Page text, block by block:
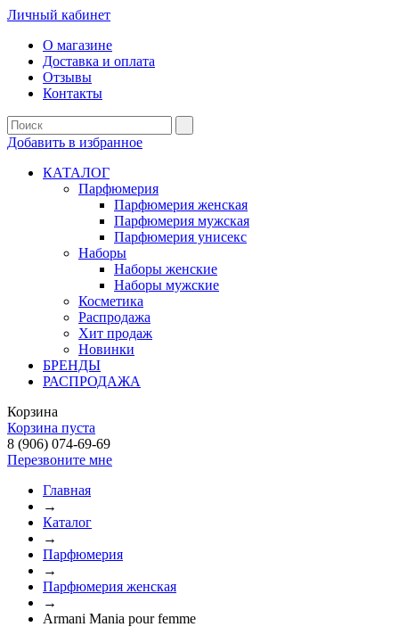
Личный кабинет
О магазине
Доставка и оплата
Отзывы
Контакты
Добавить в избранное
КАТАЛОГ
Парфюмерия
Парфюмерия женская
Парфюмерия мужская
Парфюмерия унисекс
Наборы
Наборы женские
Наборы мужские
Косметика
Распродажа
Хит продаж
Новинки
БРЕНДЫ
РАСПРОДАЖА
Корзина
Корзина пуста
8 (906) 074-69-69
Перезвоните мне
Главная
→
Каталог
→
Парфюмерия
→
Парфюмерия женская
→
Armani Mania pour femme